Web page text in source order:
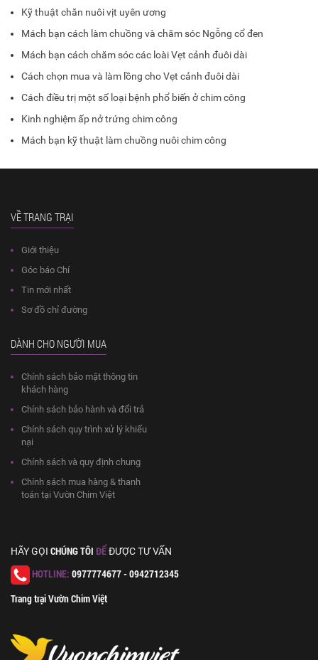
Kỹ thuật chăn nuôi vịt uyên ương
Mách bạn cách làm chuồng và chăm sóc Ngỗng cổ đen
Mách bạn cách chăm sóc các loài Vẹt cảnh đuôi dài
Cách chọn mua và làm lồng cho Vẹt cảnh đuôi dài
Cách điều trị một số loại bệnh phổ biến ở chim công
Kinh nghiệm ấp nở trứng chim công
Mách bạn kỹ thuật làm chuồng nuôi chim công
VỀ TRANG TRẠI
Giới thiệu
Góc báo Chí
Tin mới nhất
Sơ đồ chỉ đường
DÀNH CHO NGƯỜI MUA
Chính sách bảo mật thông tin
khách hàng
Chính sách bảo hành và đổi trả
Chính sách quy trình xử lý khiếu
nại
Chính sách và quy định chung
Chính sách mua hàng & thanh
toán tại Vườn Chim Việt
HÃY GỌI CHÚNG TÔI ĐỂĐƯỢC TƯ VẤN
HOTLINE: 0977774677 - 0942712345
Trang trại Vườn Chim Việt